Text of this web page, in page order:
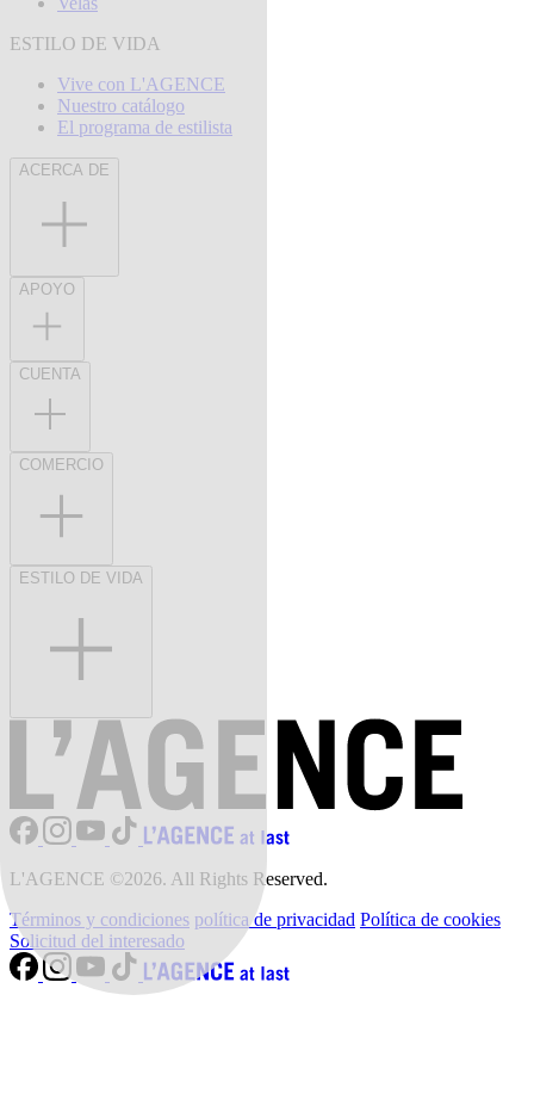
ESTILO DE VIDA
Vive con L'AGENCE
Nuestro catálogo
El programa de estilista
ACERCA DE
APOYO
CUENTA
COMERCIO
ESTILO DE VIDA
L'AGENCE ©2026. All Rights Reserved.
Términos y condiciones política de privacidad Política de cookies
Solicitud del interesado